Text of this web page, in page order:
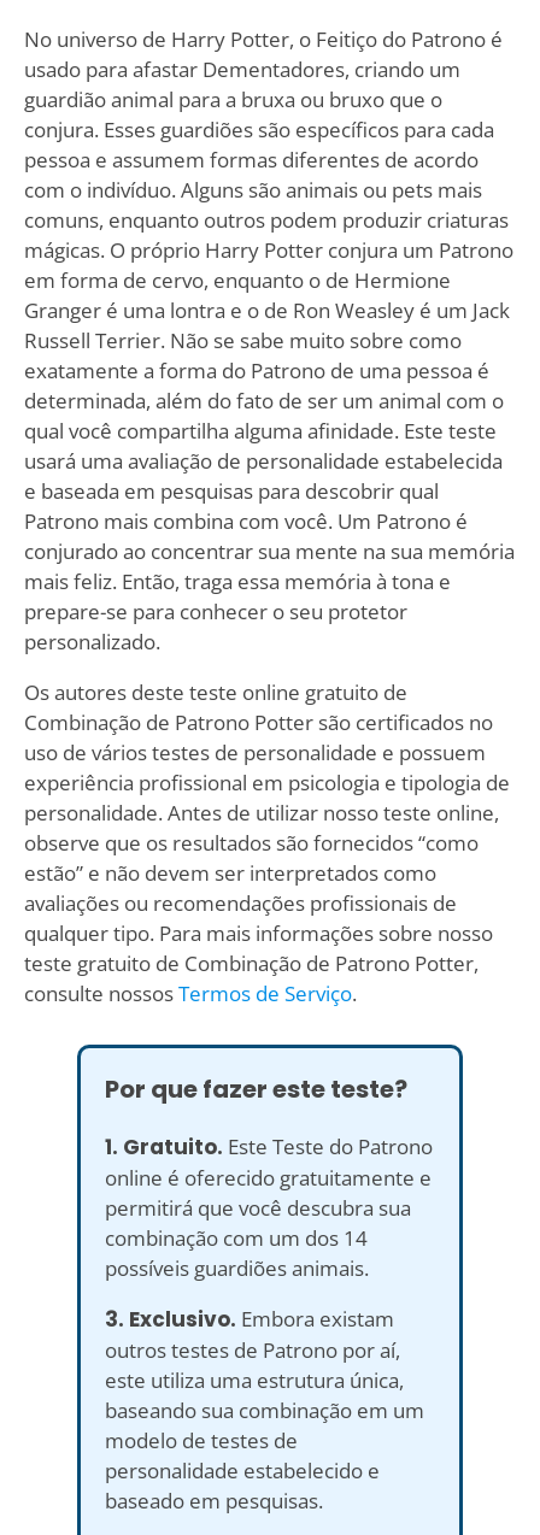
No universo de Harry Potter, o Feitiço do Patrono é
usado para afastar Dementadores, criando um
guardião animal para a bruxa ou bruxo que o
conjura. Esses guardiões são específicos para cada
pessoa e assumem formas diferentes de acordo
com o indivíduo. Alguns são animais ou pets mais
comuns, enquanto outros podem produzir criaturas
mágicas. O próprio Harry Potter conjura um Patrono
em forma de cervo, enquanto o de Hermione
Granger é uma lontra e o de Ron Weasley é um Jack
Russell Terrier. Não se sabe muito sobre como
exatamente a forma do Patrono de uma pessoa é
determinada, além do fato de ser um animal com o
qual você compartilha alguma afinidade. Este teste
usará uma avaliação de personalidade estabelecida
e baseada em pesquisas para descobrir qual
Patrono mais combina com você. Um Patrono é
conjurado ao concentrar sua mente na sua memória
mais feliz. Então, traga essa memória à tona e
prepare-se para conhecer o seu protetor
personalizado.
Os autores deste teste online gratuito de
Combinação de Patrono Potter são certificados no
uso de vários testes de personalidade e possuem
experiência profissional em psicologia e tipologia de
personalidade. Antes de utilizar nosso teste online,
observe que os resultados são fornecidos “como
estão” e não devem ser interpretados como
avaliações ou recomendações profissionais de
qualquer tipo. Para mais informações sobre nosso
teste gratuito de Combinação de Patrono Potter,
consulte nossosTermos de Serviço.
Por que fazer este teste?
1. Gratuito. Este Teste do Patrono
online é oferecido gratuitamente e
permitirá que você descubra sua
combinação com um dos 14
possíveis guardiões animais.
3. Exclusivo. Embora existam
outros testes de Patrono por aí,
este utiliza uma estrutura única,
baseando sua combinação em um
modelo de testes de
personalidade estabelecido e
baseado em pesquisas.